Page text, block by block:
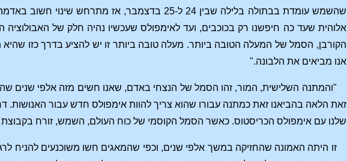
שהשמש עומדת בבתולה בלילה שבין 24 ל-25 בדצמבר,
אלוהית שעד כה חיפשנו רק בכוכבים, ועד לאימפולס שעכשיו נהיה חלק של האבולוציה
הקורבן, הסמל של המעלה הטובה ביותר. מעלה טובה ביותר זו יש להציע בדרך כזו
אנו מביאים את הלבונה."
"והמתנה השלישית, המור, זהו הסמל של הנצחי באדם, שאנו חשים מזה אלפי שנים
זאת הלאה בהביאנו זאת כמתנה עבורו שהוא צריך להוות אימפולס חדש עבור
שלנו עם אימפולס הכריסטוס. כאשר הסמל הקוסמי של כוח העולם, השמש, זורח
זו היתה האמונה שהחזיקה במשך אלפי שנים, וכפי שהמאגים חשו משוכנעים להניח